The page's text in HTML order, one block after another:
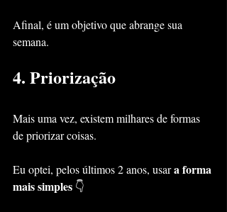
Afinal, é um objetivo que abrange sua
semana.
4. Priorização
Mais uma vez, existem milhares de formas
de priorizar coisas.
Eu optei, pelos últimos 2 anos, usar a forma
mais simples 👇